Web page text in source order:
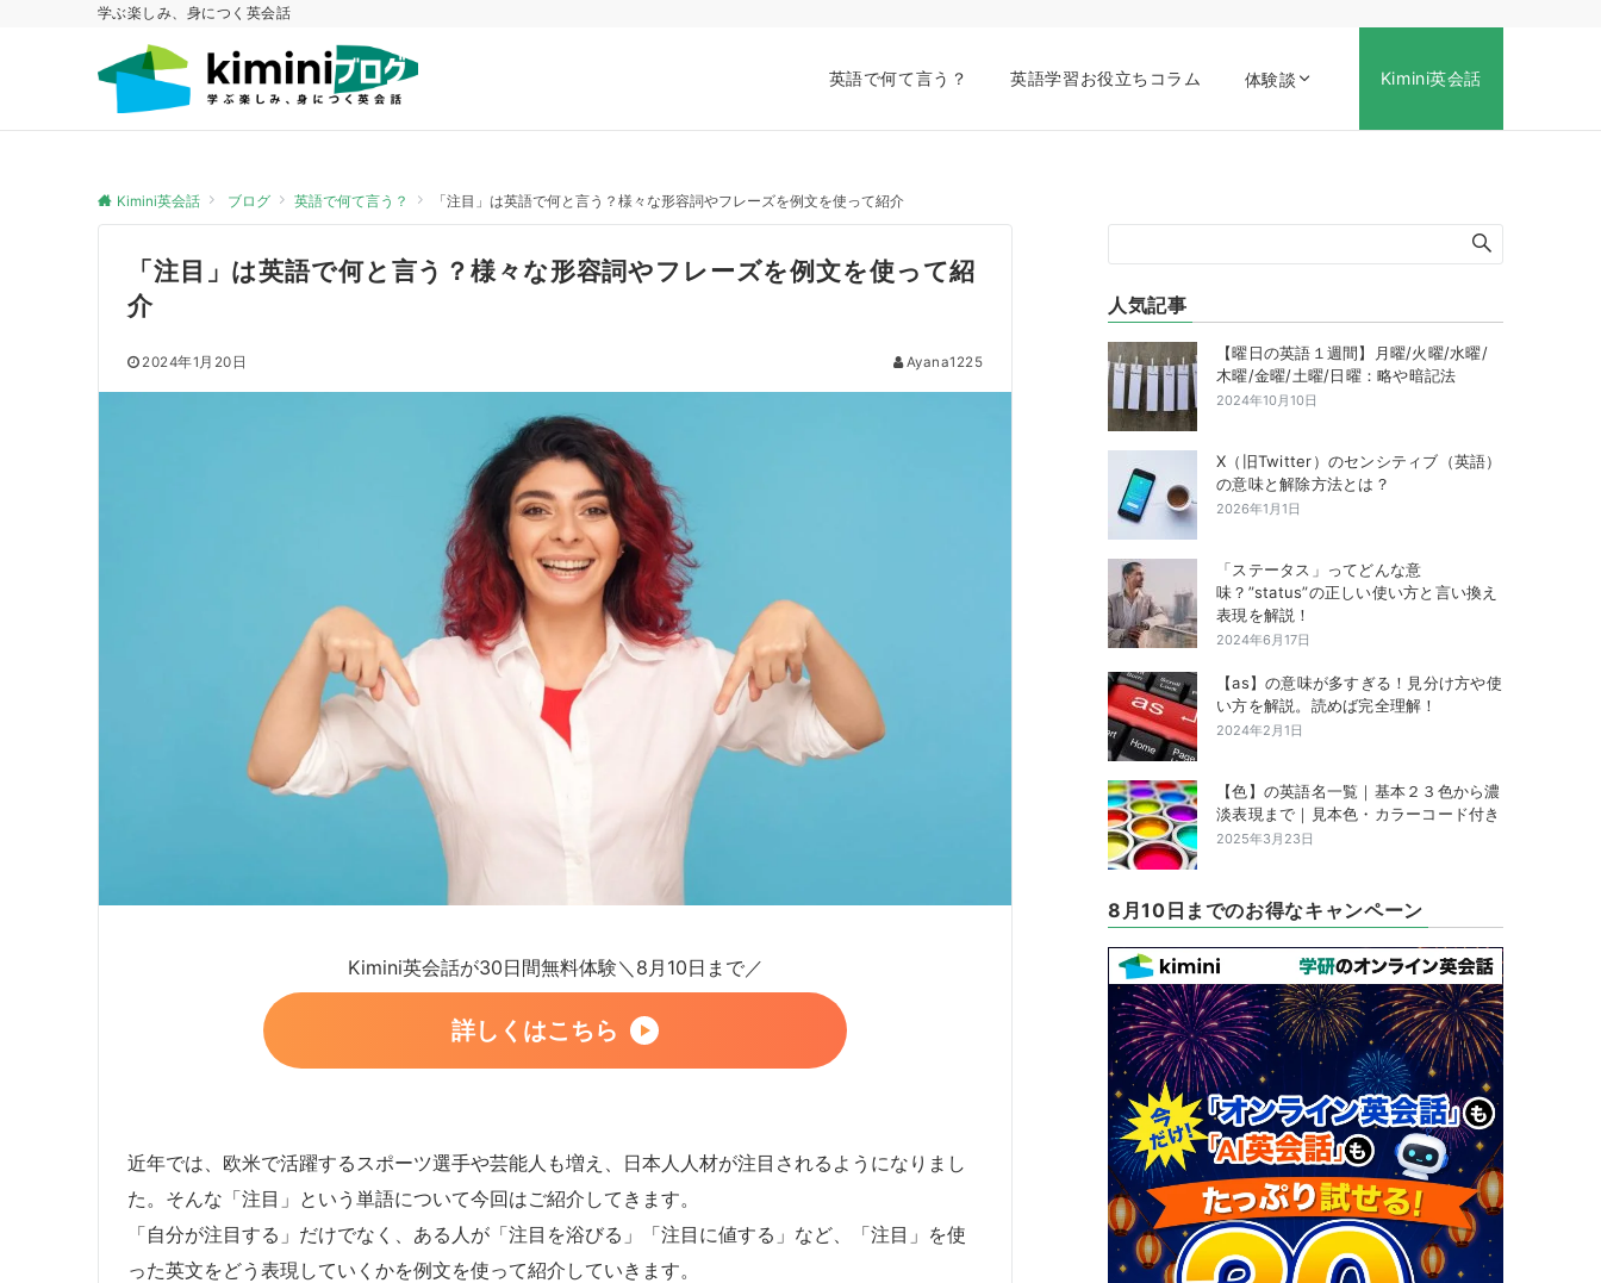
学ぶ楽しみ、身につく英会話
英語で何て言う？ 英語学習お役立ちコラム 体験談 Kimini英会話
Kimini英会話 ブログ 英語で何て言う？ 「注目」は英語で何と言う？様々な形容詞やフレーズを例文を使って紹介
「注目」は英語で何と言う？様々な形容詞やフレーズを例文を使って紹
介
2024年1月20日 Ayana1225
Kimini英会話が30日間無料体験＼8月10日まで／
詳しくはこちら
近年では、欧米で活躍するスポーツ選手や芸能人も増え、日本人人材が注目されるようになりまし
た。そんな「注目」という単語について今回はご紹介してきます。
「自分が注目する」だけでなく、ある人が「注目を浴びる」「注目に値する」など、「注目」を使
った英文をどう表現していくかを例文を使って紹介していきます。
人気記事
【曜日の英語１週間】月曜/火曜/水曜/
木曜/金曜/土曜/日曜：略や暗記法
2024年10月10日
X（旧Twitter）のセンシティブ（英語）
の意味と解除方法とは？
2026年1月1日
「ステータス」ってどんな意
味？”status”の正しい使い方と言い換え
表現を解説！
2024年6月17日
【as】の意味が多すぎる！見分け方や使
い方を解説。読めば完全理解！
2024年2月1日
【色】の英語名一覧｜基本２３色から濃
淡表現まで｜見本色・カラーコード付き
2025年3月23日
8月10日までのお得なキャンペーン